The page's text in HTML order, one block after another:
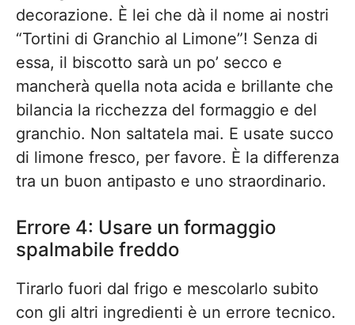
decorazione. È lei che dà il nome ai nostri
“Tortini di Granchio al Limone”! Senza di
essa, il biscotto sarà un po’ secco e
mancherà quella nota acida e brillante che
bilancia la ricchezza del formaggio e del
granchio. Non saltatela mai. E usate succo
di limone fresco, per favore. È la differenza
tra un buon antipasto e uno straordinario.
Errore 4: Usare un formaggio
spalmabile freddo
Tirarlo fuori dal frigo e mescolarlo subito
con gli altri ingredienti è un errore tecnico.